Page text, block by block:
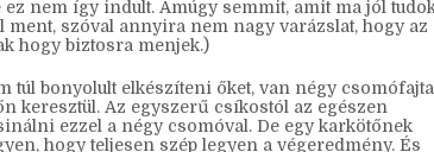
még nem vagyunk jók, nem mozgunk elég
nem így indult. Amúgy semmit, amit ma jól tudok,
szóval annyira nem nagy varázslat, hogy az
hogy biztosra menjek.)